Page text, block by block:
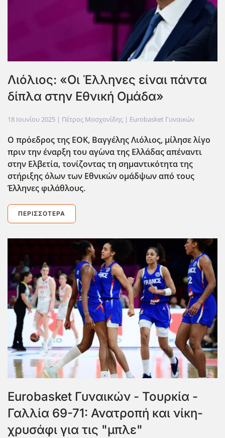
Λιόλιος: «Οι Έλληνες είναι πάντα
δίπλα στην Εθνική Ομάδα»
18 Ιουνίου 2025 | Πέτρος Μοσχονίδης | Eurobasket Γυναικών
Ο πρ΄οεδρος της ΕΟΚ, Βαγγέλης Λιόλιος, μίλησε λίγο
πριν την έναρξη του αγ΄ωνα της Ελλάδας απέναντι
στην Ελβετία, τονίζοντας τη σημαντικότητα της
στήριξης όλων των Εθνικών ομάδψων από τους
Έλληνες φιλάθλους.
ΠΕΡΙΣΣΌΤΕΡΑ
Eurobasket Γυναικών - Τουρκία -
Γαλλία 69-71: Ανατροπή και νίκη-
χρυσάφι για τις "μπλε"